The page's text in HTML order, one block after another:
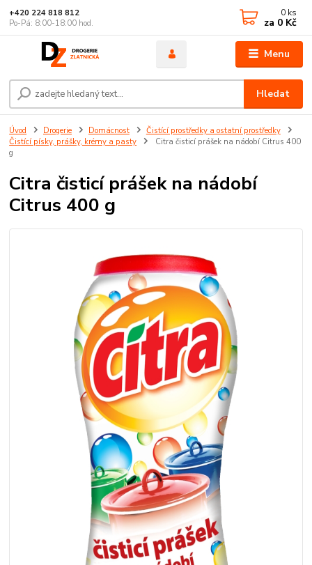
Menu
Hledat
+420 224 818 812
Po-Pá: 8:00-18:00 hod.
0 ks
za 0 Kč
Úvod Drogerie Domácnost
Čistící prostředky a ostatní prostředky
Čistící písky, prášky, krémy a pasty
Citra čisticí prášek na nádobí Citrus 400
g
Citra čisticí prášek na nádobí
Citrus 400 g